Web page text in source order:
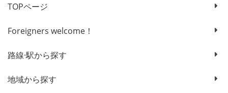
TOPページ
Foreigners welcome！
路線·駅から探す
地域から探す